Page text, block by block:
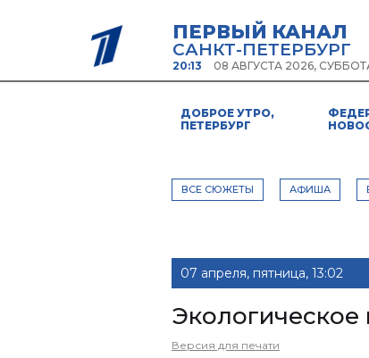
ПЕРВЫЙ КАНАЛ
САНКТ-ПЕТЕРБУРГ
20:13 08 АВГУСТА 2026,
ДОБРОЕ УТРО,
ПЕТЕРБУРГ
ВСЕ СЮЖЕТЫ АФИША
07 апреля, пятница, 13:02
Версия для печати